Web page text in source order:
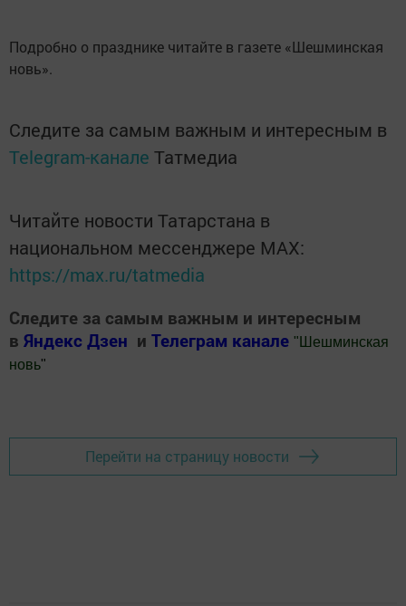
Подробно о празднике читайте в газете «Шешминская
новь».
Следите за самым важным и интересным в
Telegram-канале Татмедиа
Читайте новости Татарстана в
национальном мессенджере MАХ:
https://max.ru/tatmedia
Следите за самым важным и интересным
в Яндекс Дзен и Телеграм канале " Шешминская
новь"
Перейти на страницу новости